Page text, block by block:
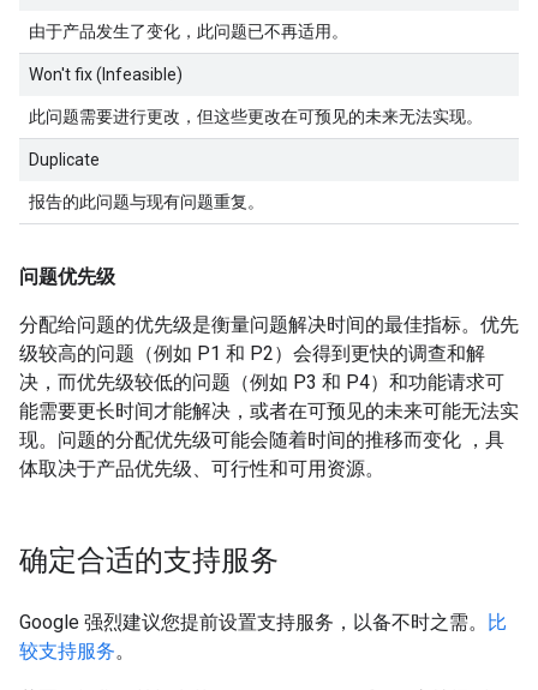
由于产品发生了变化，此问题已不再适用。
Won't fix (Infeasible)
此问题需要进行更改，但这些更改在可预见的未来无法实现。
Duplicate
报告的此问题与现有问题重复。
问题优先级
分配给问题的优先级是衡量问题解决时间的最佳指标。优先
级较高的问题（例如 P1 和 P2）会得到更快的调查和解
决，而优先级较低的问题（例如 P3 和 P4）和功能请求可
能需要更长时间才能解决，或者在可预见的未来可能无法实
现。问题的分配优先级可能会随着时间的推移而变化 ，具
体取决于产品优先级、可行性和可用资源。
确定合适的支持服务
Google 强烈建议您提前设置支持服务，以备不时之需。
比
较支持服务。